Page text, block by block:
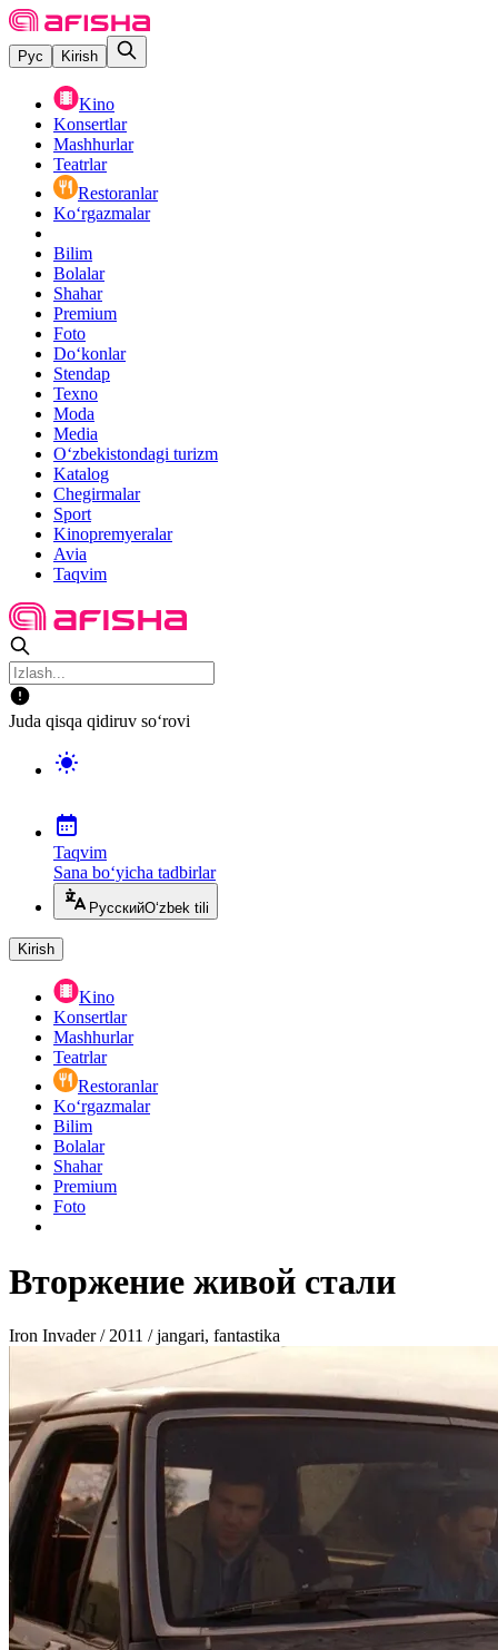
Рус Kirish
Kino
Konsertlar
Mashhurlar
Teatrlar
Restoranlar
Ko‘rgazmalar
Bilim
Bolalar
Shahar
Premium
Foto
Do‘konlar
Stendap
Texno
Moda
Media
O‘zbekistondagi turizm
Katalog
Chegirmalar
Sport
Kinopremyeralar
Avia
Taqvim
Juda qisqa qidiruv so‘rovi
Taqvim
Sana bo‘yicha tadbirlar
РусскийO‘zbek tili
Kirish
Kino
Konsertlar
Mashhurlar
Teatrlar
Restoranlar
Ko‘rgazmalar
Bilim
Bolalar
Shahar
Premium
Foto
Вторжение живой стали
Iron Invader / 2011 / jangari, fantastika